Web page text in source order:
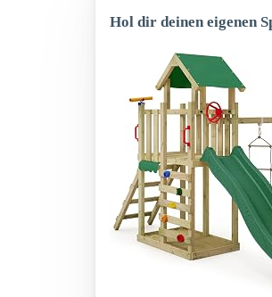
Hol dir deinen eigenen